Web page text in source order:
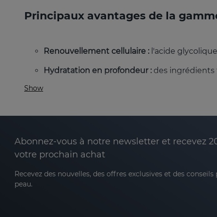
Principaux avantages de la
Renouvellement cellulaire : l'acide
Hydratation en profondeur : des ingrédients
de la peau.
Pour quel type de peau
ACGLICOLIC convient à tous les types de peau ,
Show
Abonnez-vous à notre newsletter et recevez
votre prochain achat
Recevez des nouvelles, des offres exclusives et des
peau.